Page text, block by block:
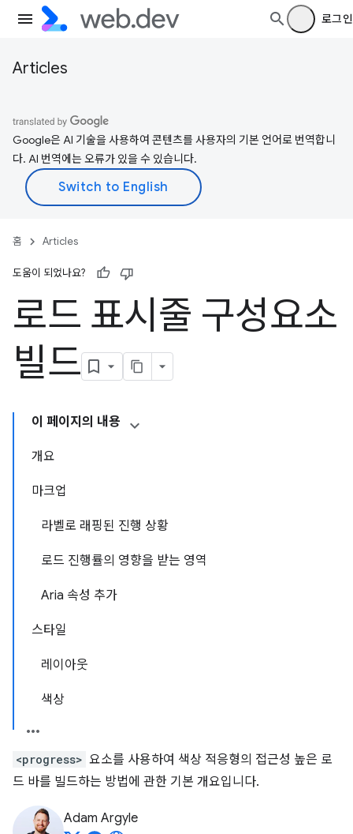
로그인
Articles
Google은 AI 기술을 사용하여 콘텐츠를 사용자의 기본 언어로 번역합니
다. AI 번역에는 오류가 있을 수 있습니다.
홈 Articles
도움이 되었나요?
로드 표시줄 구성요소
빌드
이 페이지의 내용
개요
마크업
라벨로 래핑된 진행 상황
로드 진행률의 영향을 받는 영역
Aria 속성 추가
스타일
레이아웃
색상
<progress> 요소를 사용하여 색상 적응형의 접근성 높은 로
드 바를 빌드하는 방법에 관한 기본 개요입니다.
Adam Argyle